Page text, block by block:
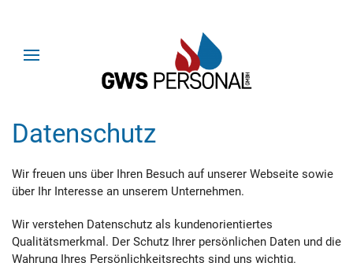
Datenschutz
Wir freuen uns über Ihren Besuch auf unserer Webseite sowie
über Ihr Interesse an unserem Unternehmen.
Wir verstehen Datenschutz als kundenorientiertes
Qualitätsmerkmal. Der Schutz Ihrer persönlichen Daten und die
Wahrung Ihres Persönlichkeitsrechts sind uns wichtig.